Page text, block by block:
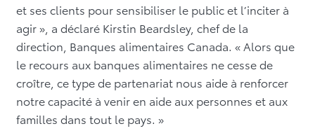
et ses clients pour sensibiliser le public et l’inciter à
agir », a déclaré Kirstin Beardsley, chef de la
direction, Banques alimentaires Canada. « Alors que
le recours aux banques alimentaires ne cesse de
croître, ce type de partenariat nous aide à renforcer
notre capacité à venir en aide aux personnes et aux
familles dans tout le pays. »